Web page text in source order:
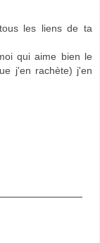
les liens de ta
qui aime bien le
j'en rachète) j'en